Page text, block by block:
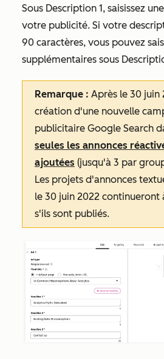
Sous Description 1, saisissez une
votre publicité. Si votre
90 caractères, vous pouvez
supplémentaires sous
Remarque : Après le 30 juin
création d'une nouvelle
publicitaire Google Search
seules les annonces
ajoutées (jusqu'à 3 par
Les projets d'annonces
le 30 juin 2022 continueront
s'ils sont publiés.